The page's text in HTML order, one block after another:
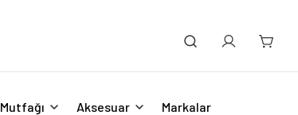
Aksesuar Markalar